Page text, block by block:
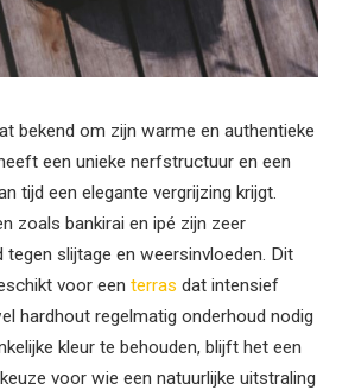
bekend om zijn warme en authentieke
een unieke nerfstructuur en een
tijd een elegante vergrijzing krijgt.
zoals bankirai en ipé zijn zeer
tegen slijtage en weersinvloeden. Dit
voor een terras dat intensief
hardhout regelmatig onderhoud nodig
kleur te behouden, blijft het een
voor wie een natuurlijke uitstraling